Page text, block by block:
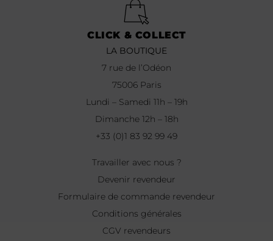
CLICK & COLLECT
LA BOUTIQUE
7 rue de l’Odéon
75006 Paris
Lundi – Samedi 11h – 19h
Dimanche 12h – 18h
+33 (0)1 83 92 99 49
Travailler avec nous ?
Devenir revendeur
Formulaire de commande revendeur
Conditions générales
CGV revendeurs